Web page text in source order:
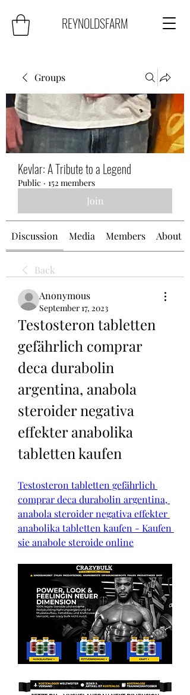
REYNOLDSFARM
Groups
Kevlar: A Tribute to a Legend
Public · 152 members
Join
Discussion Media Members About
Back
Anonymous
September 17, 2023
Testosteron tabletten
gefährlich comprar
deca durabolin
argentina, anabola
steroider negativa
effekter anabolika
tabletten kaufen
Testosteron tabletten gefährlich
comprar deca durabolin argentina,
anabola steroider negativa effekter
anabolika tabletten kaufen - Kaufen
sie anabole steroide online